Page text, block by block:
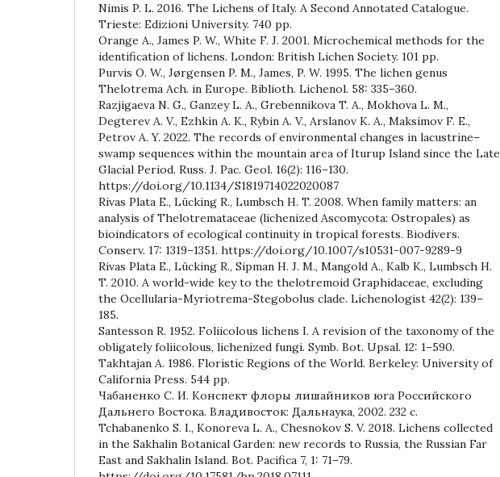
Nimis P. L. 2016. The Lichens of Italy. A Second Annotated Catalogue.
Trieste: Edizioni University. 740 pp.
Orange A., James P. W., White F. J. 2001. Microchemical methods for the
identification of lichens. London: British Lichen Society. 101 pp.
Purvis O. W., Jørgensen P. M., James, P. W. 1995. The lichen genus
Thelotrema Ach. in Europe. Biblioth. Lichenol. 58: 335–360.
Razjigaeva N. G., Ganzey L. A., Grebennikova T. A., Mokhova L. M.,
Degterev A. V., Ezhkin A. K., Rybin A. V., Arslanov K. A., Maksimov F. E.,
Petrov A. Y. 2022. The records of environmental changes in lacustrine–
swamp sequences within the mountain area of Iturup Island since the Late
Glacial Period. Russ. J. Pac. Geol. 16(2): 116–130.
https://doi.org/10.1134/S1819714022020087
Rivas Plata E., Lücking R., Lumbsch H. T. 2008. When family matters: an
analysis of Thelotremataceae (lichenized Ascomycota: Ostropales) as
bioindicators of ecological continuity in tropical forests. Biodivers.
Conserv. 17: 1319–1351. https://doi.org/10.1007/s10531-007-9289-9
Rivas Plata E., Lücking R., Sipman H. J. M., Mangold A., Kalb K., Lumbsch H.
T. 2010. A world-wide key to the thelotremoid Graphidaceae, excluding
the Ocellularia-Myriotrema-Stegobolus clade. Lichenologist 42(2): 139–
185.
Santesson R. 1952. Foliicolous lichens I. A revision of the taxonomy of the
obligately foliicolous, lichenized fungi. Symb. Bot. Upsal. 12: 1–590.
Takhtajan A. 1986. Floristic Regions of the World. Berkeley: University of
California Press. 544 pp.
Чабаненко С. И. Конспект флоры лишайников юга Российского
Дальнего Востока. Владивосток: Дальнаука, 2002. 232 с.
Tchabanenko S. I., Konoreva L. A., Chesnokov S. V. 2018. Lichens collected
in the Sakhalin Botanical Garden: new records to Russia, the Russian Far
East and Sakhalin Island. Bot. Pacifica 7, 1: 71–79.